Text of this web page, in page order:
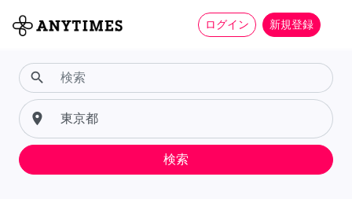
ログイン 新規登録
search
place
検索